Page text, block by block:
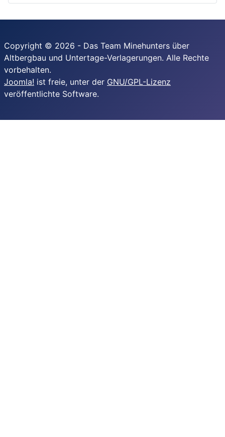
Copyright © 2026 - Das Team Minehunters über
Altbergbau und Untertage-Verlagerungen. Alle Rechte
vorbehalten.
Joomla! ist freie, unter der GNU/GPL-Lizenz
veröffentlichte Software.